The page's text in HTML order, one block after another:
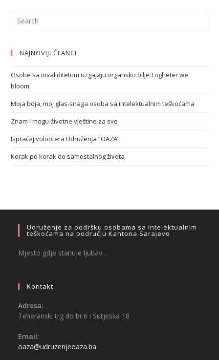
NAJNOVIJI ČLANCI
Osobe sa invaliditetom uzgajaju organsko bilje:Togheter we
bloom
Moja boja, moj glas-snaga osoba sa intelektualnim teškoćama
Znam i mogu-životne vještine za sve
Ispraćaj volontera Udruženja “OAZA”
Korak po korak do samostalnog života
Udruženje za podršku osobama sa intelektualnim
teškoćama na području Kantona Sarajevo
Mjesto gdje stanuje ljubav…
Kontakt
Adresa:
Teheranski trg do br.6 i Sutjeska 18
Email:
oaza@udruzenjeoaza.ba